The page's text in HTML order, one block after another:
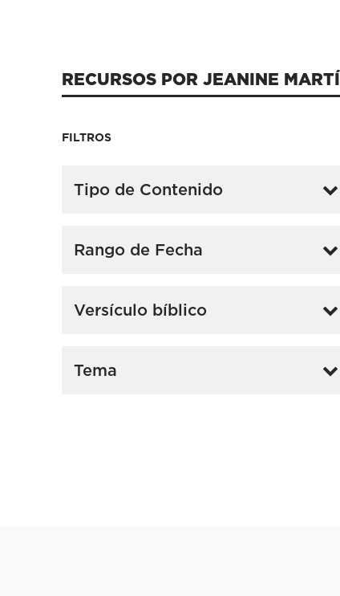
RECURSOS POR JEANINE
FILTROS
Tipo de Contenido
Rango de Fecha
Versículo bíblico
Tema